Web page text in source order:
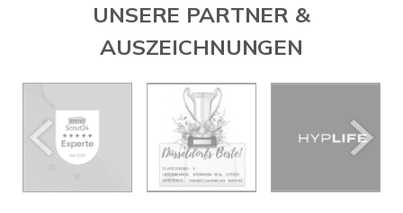
UNSERE PARTNER &
AUSZEICHNUNGEN